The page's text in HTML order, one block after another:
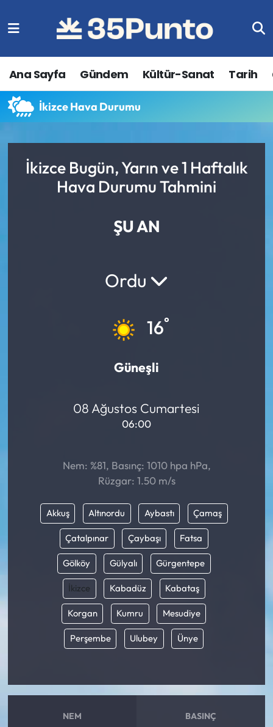
Ana Sayfa Gündem Kültür-Sanat Tarih
İkizce Hava Durumu
İkizce Bugün, Yarın ve 1 Haftalık
Hava Durumu Tahmini
ŞU AN
Ordu
16°
Güneşli
08 Ağustos Cumartesi
06:00
Nem: %81, Basınç: 1010 hpa hPa,
Rüzgar: 1.50 m/s
Akkuş Altınordu Aybastı Çamaş
Çatalpınar Çaybaşı Fatsa
Gölköy Gülyalı Gürgentepe
İkizce Kabadüz Kabataş
Korgan Kumru Mesudiye
Perşembe Ulubey Ünye
NEM BASINÇ